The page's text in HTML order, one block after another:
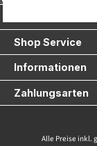
Shop Service
Informationen
Zahlungsarten
Alle Preise inkl.